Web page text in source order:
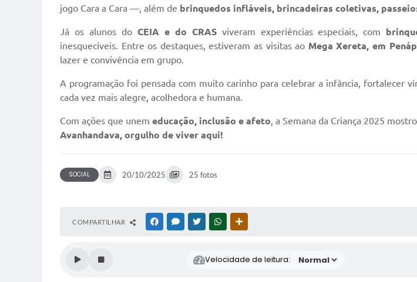
jogo Cara a Cara —, além de brinquedos infláveis, brincadeiras coletivas,
Já os alunos do CEIA e do CRASviveram experiências especiais, com
inesquecíveis. Entre os destaques, estiveram as visitas ao Mega Xereta, em
lazer e convivência em grupo.
A programação foi pensada com muito carinho para celebrar a infância, fortalecer
cada vez mais alegre, acolhedora e humana.
Com ações que unem educação, inclusão e afeto, a Semana da Criança 2025
Avanhandava, orgulho de viver aqui!
SOCIAL 20/10/2025 25 fotos
COMPARTILHAR FACEBOOKMESSENGER
TWITTERWHATSAPP
Velocidade de leitura: